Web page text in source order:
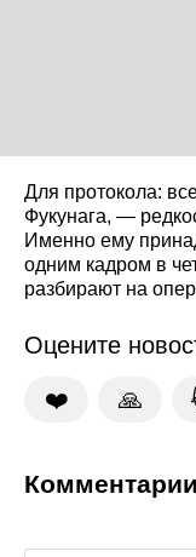
Для протокола:
Фукунага, —
Именно ему
одним кадром в
разбирают на
Оцените
❤️ 🙏
Комментарии